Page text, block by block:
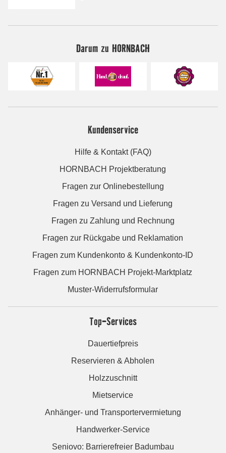
Darum zu HORNBACH
Kundenservice
Hilfe & Kontakt (FAQ)
HORNBACH Projektberatung
Fragen zur Onlinebestellung
Fragen zu Versand und Lieferung
Fragen zu Zahlung und Rechnung
Fragen zur Rückgabe und Reklamation
Fragen zum Kundenkonto & Kundenkonto-ID
Fragen zum HORNBACH Projekt-Marktplatz
Muster-Widerrufsformular
Top-Services
Dauertiefpreis
Reservieren & Abholen
Holzzuschnitt
Mietservice
Anhänger- und Transportervermietung
Handwerker-Service
Seniovo: Barrierefreier Badumbau